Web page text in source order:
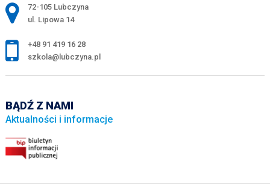
Adres pocztowy:
72-105 Lubczyna
ul. Lipowa 14
+48 91 419 16 28
szkola@lubczyna.pl
BĄDŹ Z NAMI
Aktualności i informacje